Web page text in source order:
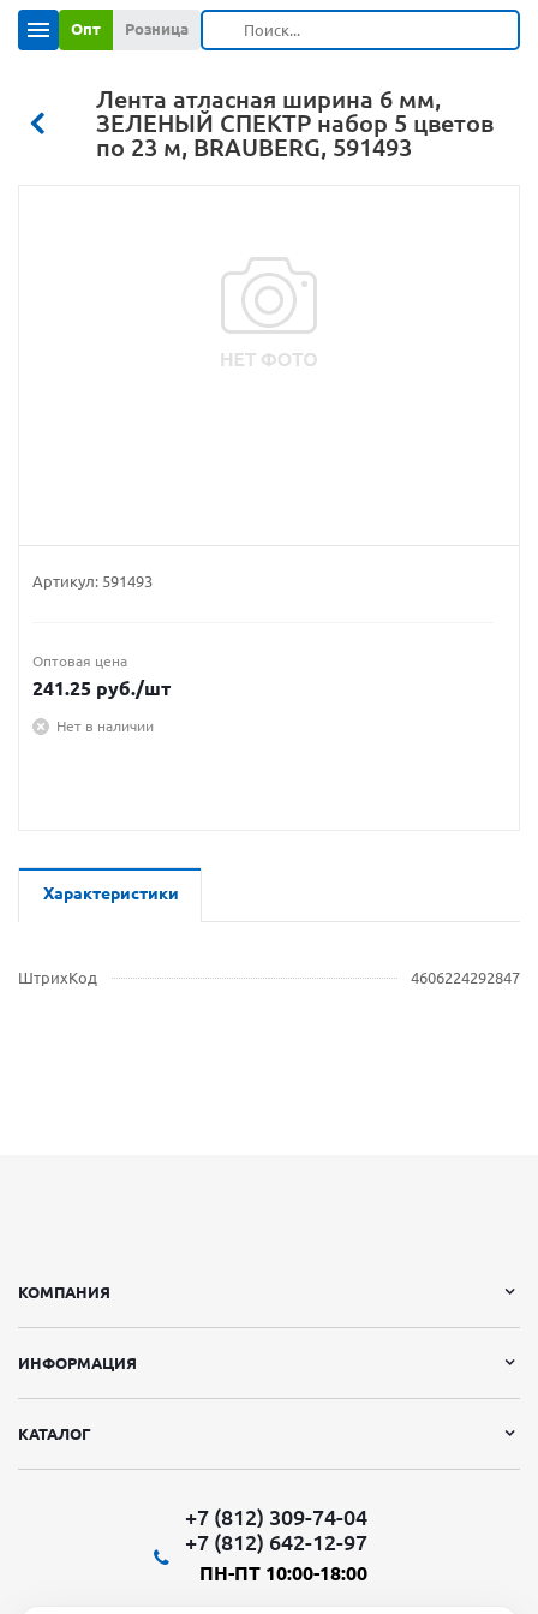
Опт Розница
Лента атласная ширина 6 мм,
ЗЕЛЕНЫЙ СПЕКТР набор 5 цветов
по 23 м, BRAUBERG, 591493
Артикул: 591493
Оптовая цена
241.25 руб./шт
Нет в наличии
Характеристики
ШтрихКод 4606224292847
КОМПАНИЯ
ИНФОРМАЦИЯ
КАТАЛОГ
+7 (812) 309-74-04
+7 (812) 642-12-97
ПН-ПТ 10:00-18:00